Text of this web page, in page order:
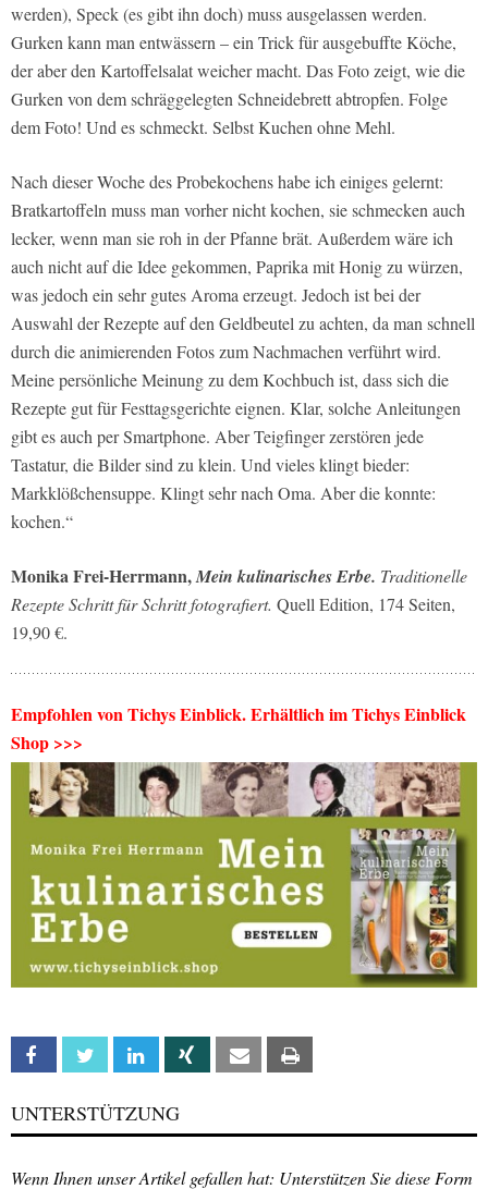
werden), Speck (es gibt ihn doch) muss ausgelassen werden.
Gurken kann man entwässern – ein Trick für ausgebuffte Köche,
der aber den Kartoffelsalat weicher macht. Das Foto zeigt, wie die
Gurken von dem schräggelegten Schneidebrett abtropfen. Folge
dem Foto! Und es schmeckt. Selbst Kuchen ohne Mehl.
Nach dieser Woche des Probekochens habe ich einiges gelernt:
Bratkartoffeln muss man vorher nicht kochen, sie schmecken auch
lecker, wenn man sie roh in der Pfanne brät. Außerdem wäre ich
auch nicht auf die Idee gekommen, Paprika mit Honig zu würzen,
was jedoch ein sehr gutes Aroma erzeugt. Jedoch ist bei der
Auswahl der Rezepte auf den Geldbeutel zu achten, da man schnell
durch die animierenden Fotos zum Nachmachen verführt wird.
Meine persönliche Meinung zu dem Kochbuch ist, dass sich die
Rezepte gut für Festtagsgerichte eignen. Klar, solche Anleitungen
gibt es auch per Smartphone. Aber Teigfinger zerstören jede
Tastatur, die Bilder sind zu klein. Und vieles klingt bieder:
Markklößchensuppe. Klingt sehr nach Oma. Aber die konnte:
kochen.“
Monika Frei-Herrmann,Mein kulinarisches Erbe. Traditionelle
Rezepte Schritt für Schritt fotografiert. Quell Edition, 174 Seiten,
19,90 €.
Empfohlen von Tichys Einblick. Erhältlich im Tichys Einblick
Shop >>>
Facebook Twitter Linkedin Xing Email
UNTERSTÜTZUNG
Wenn Ihnen unser Artikel gefallen hat: Unterstützen Sie diese Form